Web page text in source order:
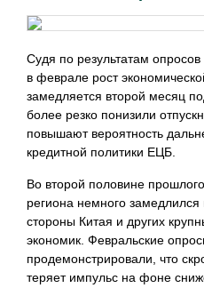
Судя по результатам
в феврале рост
замедляется второй месяц
более резко понизили
повышают вероятность
кредитной политики ЕЦБ.
Во второй половине
региона немного
стороны Китая и других
экономик. Февральские
продемонстрировали, что
теряет импульс на фоне